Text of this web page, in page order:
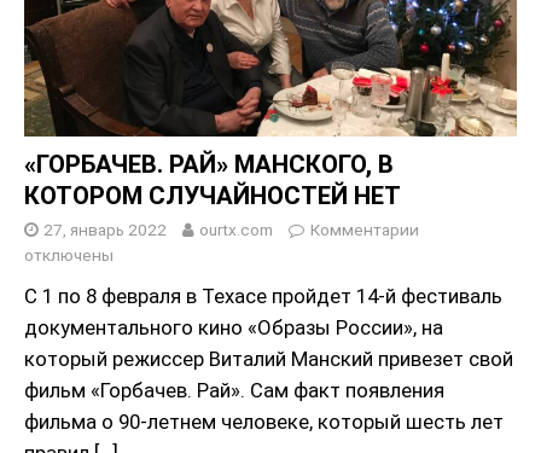
«ГОРБАЧЕВ. РАЙ» МАНСКОГО, В
КОТОРОМ СЛУЧАЙНОСТЕЙ НЕТ
27, январь 2022 ourtx.com
Комментарии
отключены
С 1 по 8 февраля в Техасе пройдет 14-й фестиваль
документального кино «Образы России», на
который режиссер Виталий Манский привезет свой
фильм «Горбачев. Рай». Сам факт появления
фильма о 90-летнем человеке, который шесть лет